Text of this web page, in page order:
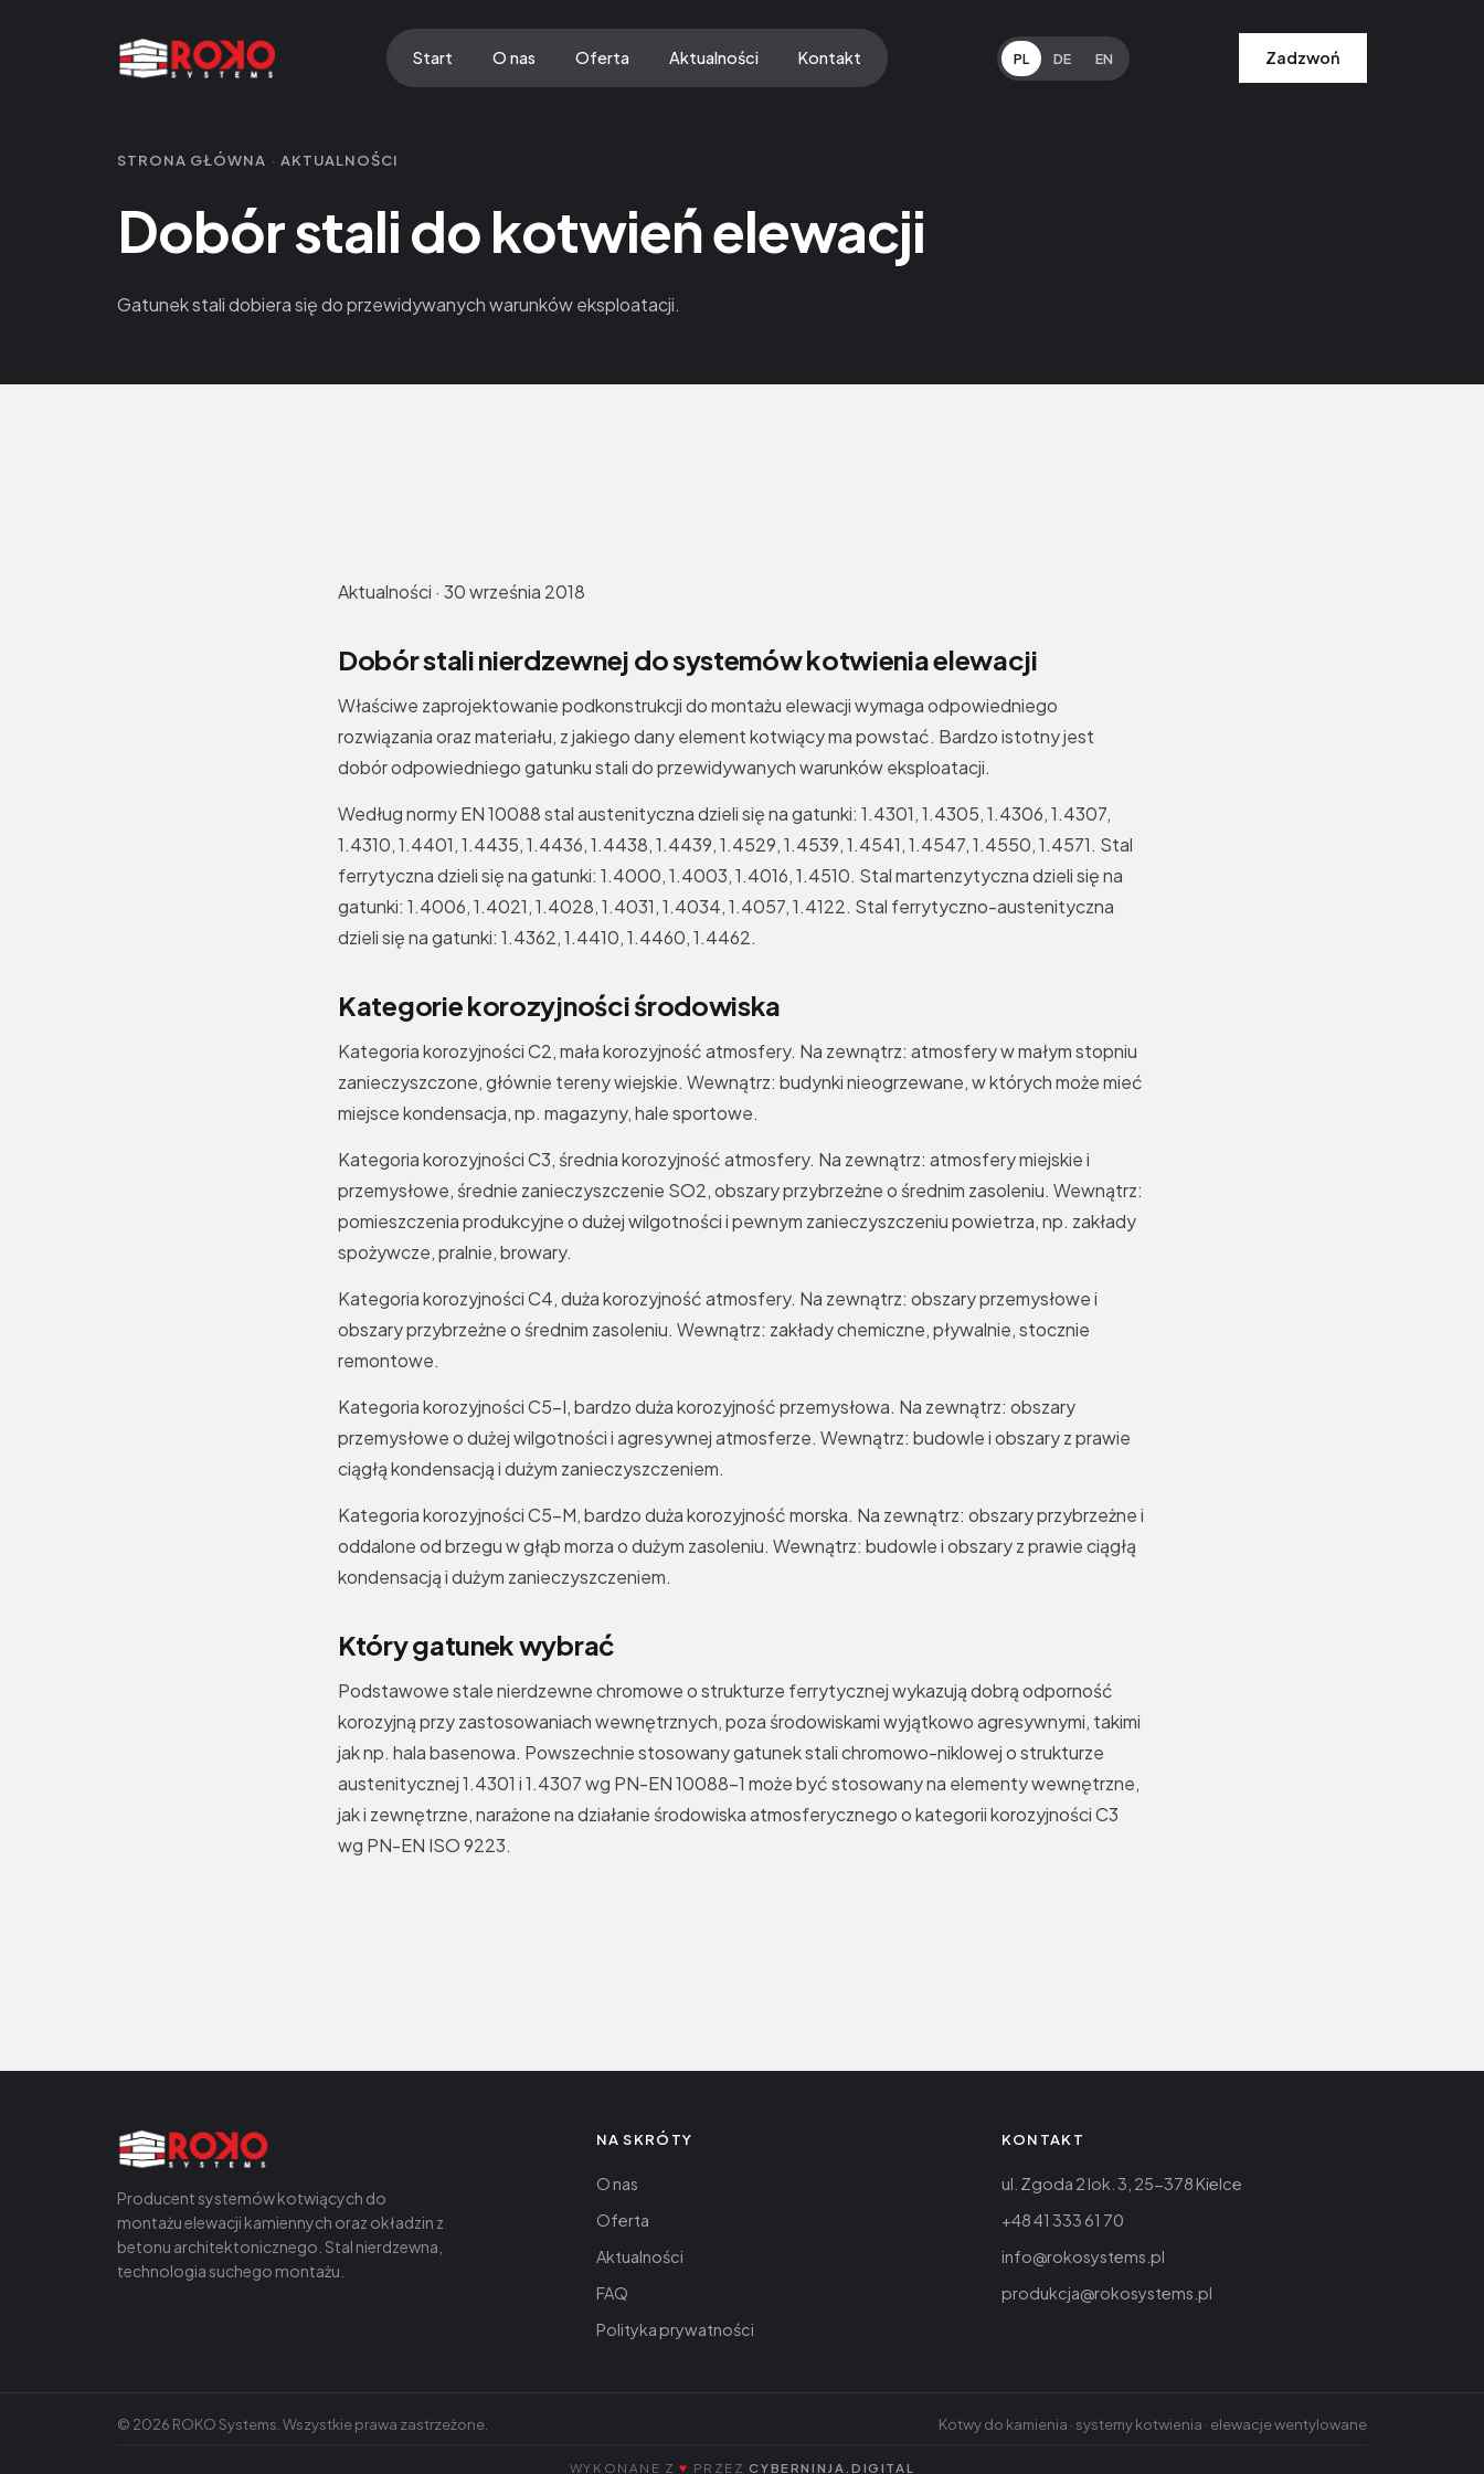
Start O nas Oferta Aktualności Kontakt PL DE EN Zadzwoń
STRONA GŁÓWNA · AKTUALNOŚCI
Dobór stali do kotwień elewacji
Gatunek stali dobiera się do przewidywanych warunków eksploatacji.
Aktualności · 30 września 2018
Dobór stali nierdzewnej do systemów kotwienia elewacji
Właściwe zaprojektowanie podkonstrukcji do montażu elewacji wymaga odpowiedniego
rozwiązania oraz materiału, z jakiego dany element kotwiący ma powstać. Bardzo istotny jest
dobór odpowiedniego gatunku stali do przewidywanych warunków eksploatacji.
Według normy EN 10088 stal austenityczna dzieli się na gatunki: 1.4301, 1.4305, 1.4306, 1.4307,
1.4310, 1.4401, 1.4435, 1.4436, 1.4438, 1.4439, 1.4529, 1.4539, 1.4541, 1.4547, 1.4550, 1.4571. Stal
ferrytyczna dzieli się na gatunki: 1.4000, 1.4003, 1.4016, 1.4510. Stal martenzytyczna dzieli się na
gatunki: 1.4006, 1.4021, 1.4028, 1.4031, 1.4034, 1.4057, 1.4122. Stal ferrytyczno-austenityczna
dzieli się na gatunki: 1.4362, 1.4410, 1.4460, 1.4462.
Kategorie korozyjności środowiska
Kategoria korozyjności C2, mała korozyjność atmosfery. Na zewnątrz: atmosfery w małym stopniu
zanieczyszczone, głównie tereny wiejskie. Wewnątrz: budynki nieogrzewane, w których może mieć
miejsce kondensacja, np. magazyny, hale sportowe.
Kategoria korozyjności C3, średnia korozyjność atmosfery. Na zewnątrz: atmosfery miejskie i
przemysłowe, średnie zanieczyszczenie SO2, obszary przybrzeżne o średnim zasoleniu. Wewnątrz:
pomieszczenia produkcyjne o dużej wilgotności i pewnym zanieczyszczeniu powietrza, np. zakłady
spożywcze, pralnie, browary.
Kategoria korozyjności C4, duża korozyjność atmosfery. Na zewnątrz: obszary przemysłowe i
obszary przybrzeżne o średnim zasoleniu. Wewnątrz: zakłady chemiczne, pływalnie, stocznie
remontowe.
Kategoria korozyjności C5-I, bardzo duża korozyjność przemysłowa. Na zewnątrz: obszary
przemysłowe o dużej wilgotności i agresywnej atmosferze. Wewnątrz: budowle i obszary z prawie
ciągłą kondensacją i dużym zanieczyszczeniem.
Kategoria korozyjności C5-M, bardzo duża korozyjność morska. Na zewnątrz: obszary przybrzeżne i
oddalone od brzegu w głąb morza o dużym zasoleniu. Wewnątrz: budowle i obszary z prawie ciągłą
kondensacją i dużym zanieczyszczeniem.
Który gatunek wybrać
Podstawowe stale nierdzewne chromowe o strukturze ferrytycznej wykazują dobrą odporność
korozyjną przy zastosowaniach wewnętrznych, poza środowiskami wyjątkowo agresywnymi, takimi
jak np. hala basenowa. Powszechnie stosowany gatunek stali chromowo-niklowej o strukturze
austenitycznej 1.4301 i 1.4307 wg PN-EN 10088-1 może być stosowany na elementy wewnętrzne,
jak i zewnętrzne, narażone na działanie środowiska atmosferycznego o kategorii korozyjności C3
wg PN-EN ISO 9223.
Producent systemów kotwiących do
montażu elewacji kamiennych oraz okładzin z
betonu architektonicznego. Stal nierdzewna,
technologia suchego montażu.
NA SKRÓTY
O nas
Oferta
Aktualności
FAQ
Polityka prywatności
KONTAKT
ul. Zgoda 2 lok. 3, 25-378 Kielce
+48 41 333 61 70
info@rokosystems.pl
produkcja@rokosystems.pl
© 2026 ROKO Systems. Wszystkie prawa zastrzeżone. Kotwy do kamienia · systemy kotwienia · elewacje wentylowane
WYKONANE Z♥ PRZEZCYBERNINJA.DIGITAL